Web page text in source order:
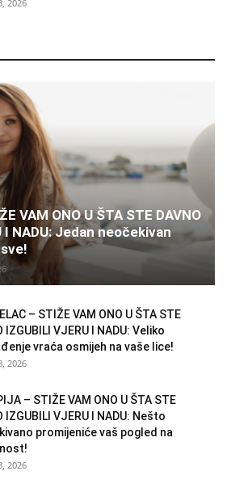
2026
VAM ONO U ŠTA STE DAVNO
I NADU: Jedan neočekivan
– STIŽE VAM ONO U ŠTA STE
IZGUBILI VJERU I NADU: Veliko
vraća osmijeh na vaše lice!
2026
– STIŽE VAM ONO U ŠTA STE
IZGUBILI VJERU I NADU: Nešto
promijeniće vaš pogled na
2026